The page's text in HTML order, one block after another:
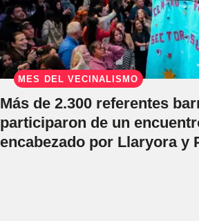
MES DEL VECINALISMO
Más de 2.300 referentes
participaron de un
encabezado por Llaryora y